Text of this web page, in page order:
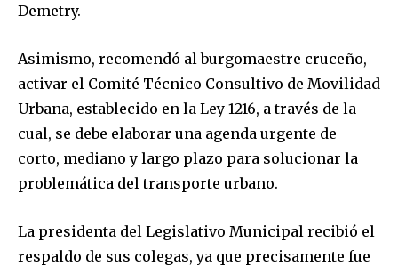
Demetry.
Asimismo, recomendó al burgomaestre cruceño,
activar el Comité Técnico Consultivo de Movilidad
Urbana, establecido en la Ley 1216, a través de la
cual, se debe elaborar una agenda urgente de
corto, mediano y largo plazo para solucionar la
problemática del transporte urbano.
La presidenta del Legislativo Municipal recibió el
respaldo de sus colegas, ya que precisamente fue